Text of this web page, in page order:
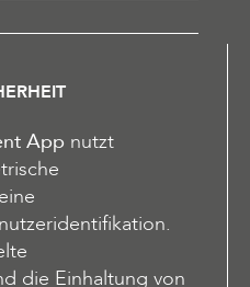
App nutzt
die Einhaltung von